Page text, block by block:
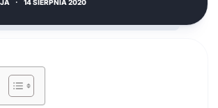
· 14 SIERPNIA 2020